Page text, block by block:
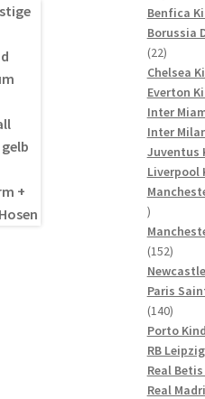
Benfica
Borussia
2222
Chelsea
Everton
Inter
Inter
Juventus
Liverpool
142
Produkte
152152
Paris
140140
Porto
RB
Real
Real